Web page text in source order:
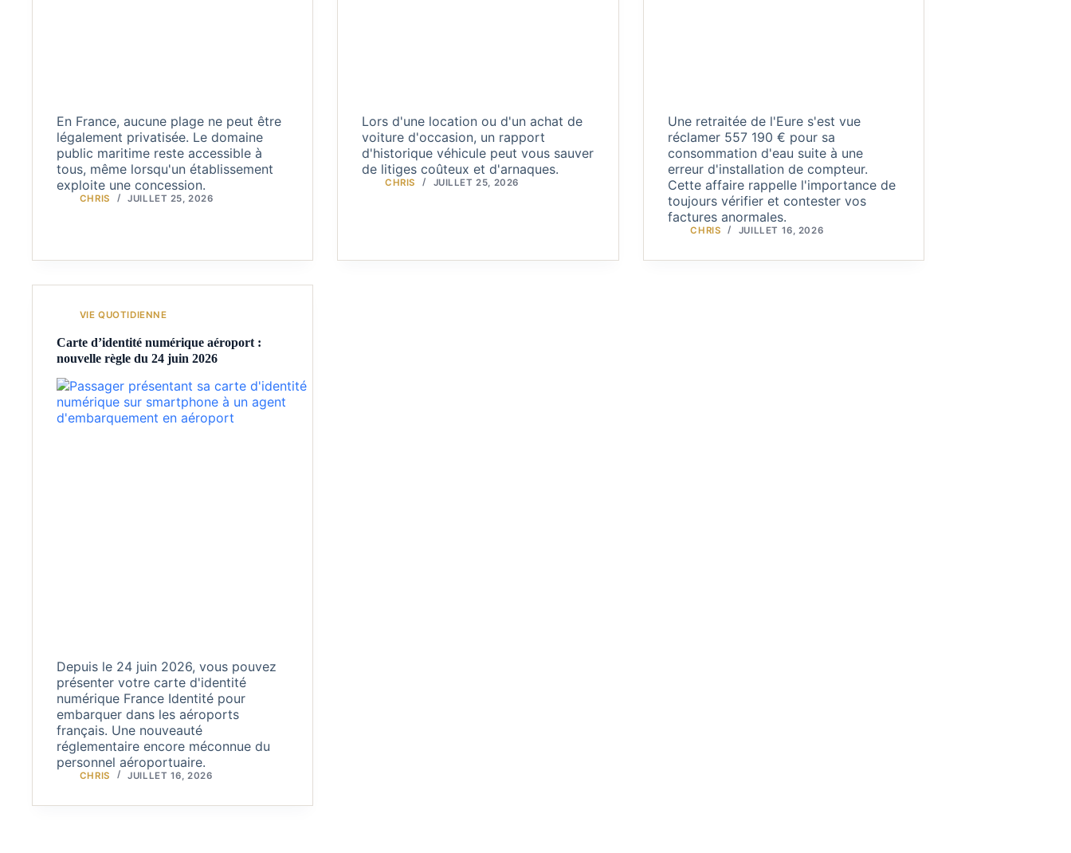
En France, aucune plage ne peut être
légalement privatisée. Le domaine
public maritime reste accessible à
tous, même lorsqu'un établissement
exploite une concession.
CHRIS JUILLET 25, 2026
Lors d'une location ou d'un achat de
voiture d'occasion, un rapport
d'historique véhicule peut vous sauver
de litiges coûteux et d'arnaques.
CHRIS JUILLET 25, 2026
Une retraitée de l'Eure s'est vue
réclamer 557 190 € pour sa
consommation d'eau suite à une
erreur d'installation de compteur.
Cette affaire rappelle l'importance de
toujours vérifier et contester vos
factures anormales.
CHRIS JUILLET 16, 2026
VIE QUOTIDIENNE
Carte d’identité numérique aéroport :
nouvelle règle du 24 juin 2026
Depuis le 24 juin 2026, vous pouvez
présenter votre carte d'identité
numérique France Identité pour
embarquer dans les aéroports
français. Une nouveauté
réglementaire encore méconnue du
personnel aéroportuaire.
CHRIS JUILLET 16, 2026